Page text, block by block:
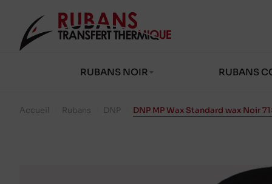
RUBANS NOIR RUBANS
Accueil Rubans DNP DNP MP Wax Standard wax Noir